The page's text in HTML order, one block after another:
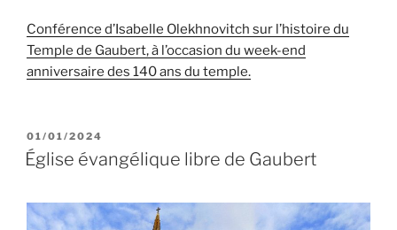
Conférence d’Isabelle Olekhnovitch sur l’histoire du
Temple de Gaubert, à l’occasion du week-end
anniversaire des 140 ans du temple.
PUBLIÉ
LE
01/01/2024
Église évangélique libre de Gaubert